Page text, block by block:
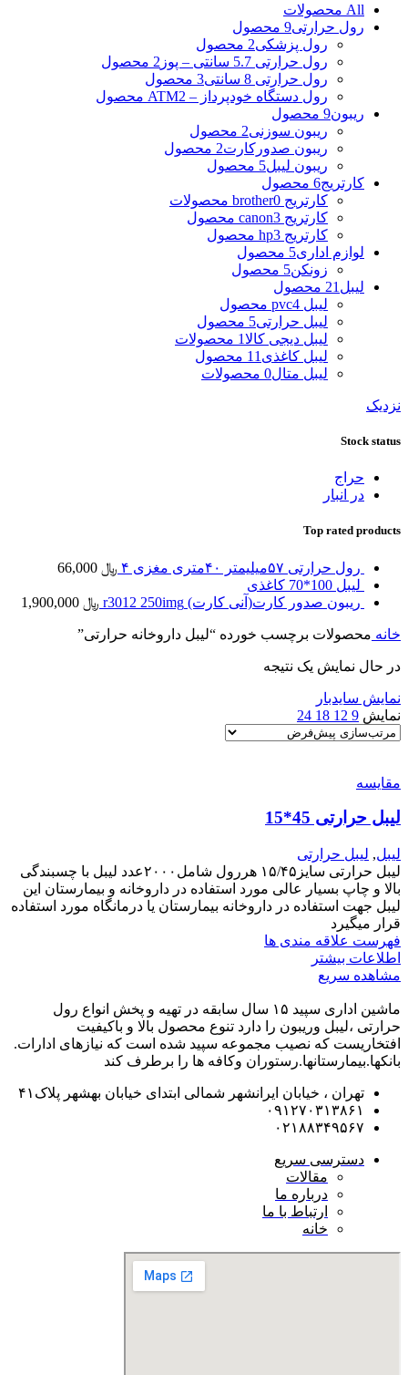
All محصولات
رول حرارتی9 محصول
رول پزشکی2 محصول
رول حرارتی 5.7 سانتی – پوز
2 محصول
رول حرارتی 8 سانتی
3 محصول
رول دستگاه خودپرداز – ATM 2 محصول
ریبون9 محصول
ریبون سوزنی2 محصول
ریبون صدورکارت2 محصول
ریبون لیبل5 محصول
کارتریج6 محصول
کارتریج brother 0 محصولات
کارتریج canon 3 محصول
کارتریج hp 3 محصول
لوازم اداری5 محصول
زونکن5 محصول
لیبل 21 محصول
لیبل pvc 4 محصول
لیبل حرارتی5 محصول
لیبل دیجی کالا1 محصولات
لیبل کاغذی 11 محصول
لیبل متال0 محصولات
نزدیک
Stock status
حراج
در انبار
Top rated products
رول حرارتی ۵۷میلیمتر ۴۰متری مغزی ۴ ﷼
لیبل 100*70 کاغذی
ریبون صدور کارت(آنی کارت) r3012 250img
﷼
خانه محصولات برچسب خورده “لیبل داروخانه حرارتی”
در حال نمایش یک نتیجه
نمایش سایدبار
نمایش 9
12
18
24
مقایسه
لیبل حرارتی 45*15
لیبل, لیبل حرارتی
لیبل حرارتی سایز۱۵/۴۵ هررول شامل۲۰۰۰عدد لیبل با چسبندگی
بالا و چاپ بسیار عالی مورد استفاده در داروخانه و بیمارستان این
لیبل جهت استفاده در داروخانه بیمارستان یا درمانگاه مورد استفاده
قرار میگیرد
فهرست علاقه مندی ها
اطلاعات بیشتر
مشاهده سریع
ماشین اداری سپید ۱۵ سال سابقه در تهیه و پخش انواع رول
حرارتی ،لیبل وریبون را دارد تنوع محصول بالا و باکیفیت
افتخاریست که نصیب مجموعه سپید شده است که نیازهای ادارات.
بانکها.بیمارستانها.رستوران و‌کافه ها را برطرف کند
تهران ، خیابان ایرانشهر شمالی ابتدای خیابان بهشهر پلاک۴۱
۰۹۱۲۷۰۳۱۳۸۶۱
۰۲۱۸۸۳۴۹۵۶۷
دسترسی سریع
مقالات
درباره ما
ارتباط با ما
خانه